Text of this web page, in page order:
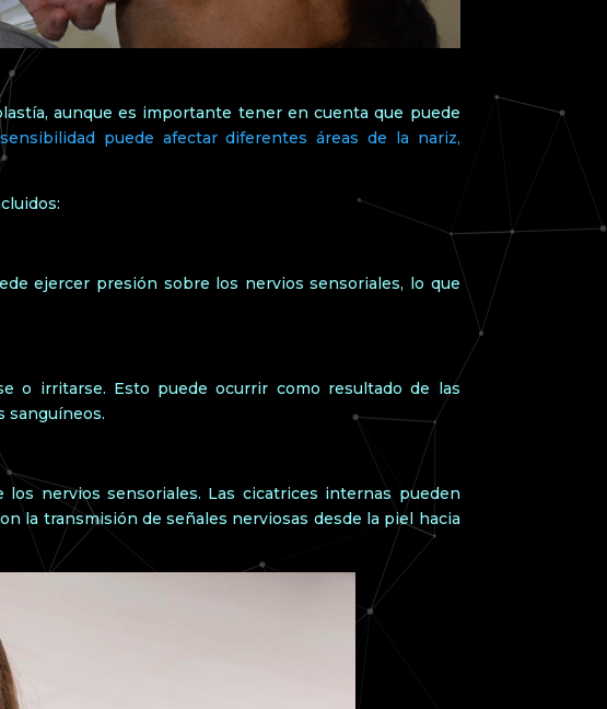
aunque es importante tener en cuenta que puede
puede afectar diferentes áreas de la nariz,
ejercer presión sobre los nervios sensoriales, lo que
o irritarse. Esto puede ocurrir como resultado de las
sanguíneos.
nervios sensoriales. Las cicatrices internas pueden
la transmisión de señales nerviosas desde la piel hacia